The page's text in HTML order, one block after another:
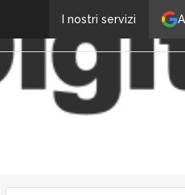
I nostri servizi